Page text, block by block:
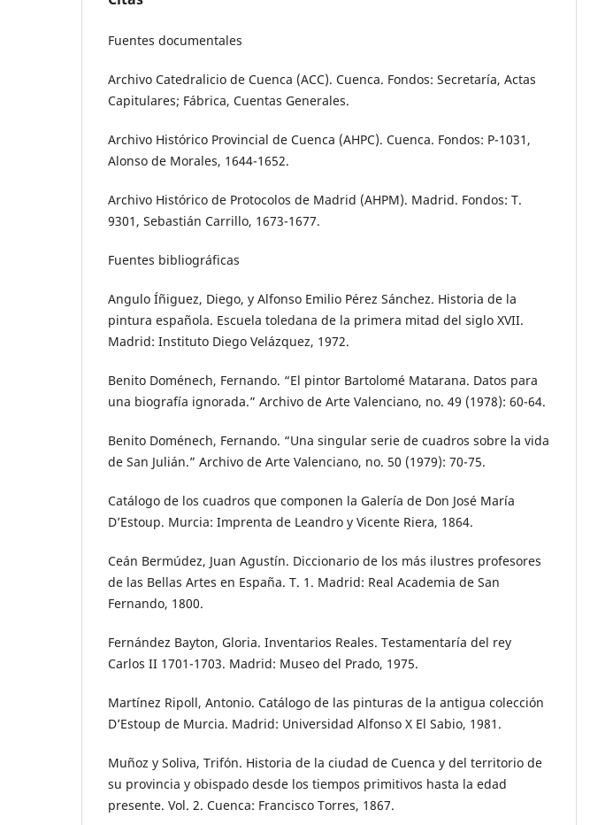
Fuentes documentales
Archivo Catedralicio de Cuenca (ACC). Cuenca. Fondos: Secretaría, Actas
Capitulares; Fábrica, Cuentas Generales.
Archivo Histórico Provincial de Cuenca (AHPC). Cuenca. Fondos: P-1031,
Alonso de Morales, 1644-1652.
Archivo Histórico de Protocolos de Madrid (AHPM). Madrid. Fondos: T.
9301, Sebastián Carrillo, 1673-1677.
Fuentes bibliográficas
Angulo Íñiguez, Diego, y Alfonso Emilio Pérez Sánchez. Historia de la
pintura española. Escuela toledana de la primera mitad del siglo XVII.
Madrid: Instituto Diego Velázquez, 1972.
Benito Doménech, Fernando. “El pintor Bartolomé Matarana. Datos para
una biografía ignorada.” Archivo de Arte Valenciano, no. 49 (1978): 60-64.
Benito Doménech, Fernando. “Una singular serie de cuadros sobre la vida
de San Julián.” Archivo de Arte Valenciano, no. 50 (1979): 70-75.
Catálogo de los cuadros que componen la Galería de Don José María
D’Estoup. Murcia: Imprenta de Leandro y Vicente Riera, 1864.
Ceán Bermúdez, Juan Agustín. Diccionario de los más ilustres profesores
de las Bellas Artes en España. T. 1. Madrid: Real Academia de San
Fernando, 1800.
Fernández Bayton, Gloria. Inventarios Reales. Testamentaría del rey
Carlos II 1701-1703. Madrid: Museo del Prado, 1975.
Martínez Ripoll, Antonio. Catálogo de las pinturas de la antigua colección
D’Estoup de Murcia. Madrid: Universidad Alfonso X El Sabio, 1981.
Muñoz y Soliva, Trifón. Historia de la ciudad de Cuenca y del territorio de
su provincia y obispado desde los tiempos primitivos hasta la edad
presente. Vol. 2. Cuenca: Francisco Torres, 1867.